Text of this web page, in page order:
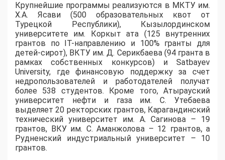
​Крупнейшие программы реализуются в МКТУ им.
Х.А. Ясави (500 образовательных квот от
Турецкой Республики), Кызылординском
университете им. Коркыт ата (125 внутренних
грантов по IT-направлению и 100% гранты для
детей-сирот), ВКТУ им. Д. Серикбаева (94 гранта в
рамках собственных конкурсов) и Satbayev
University, где финансовую поддержку за счет
недропользователей и работодателей получат
более 538 студентов. Кроме того, Атырауский
университет нефти и газа им. С. Утебаева
выделяет 20 ректорских грантов, Карагандинский
технический университет им. А. Сагинова – 19
грантов, ВКУ им. С. Аманжолова – 12 грантов, а
Рудненский индустриальный университет – 10
грантов.